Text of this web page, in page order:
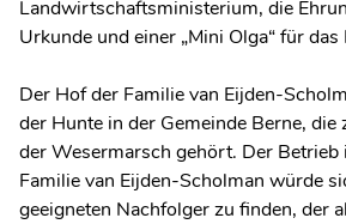
Landwirtschaftsministerium, die
Urkunde und einer „Mini Olga“ für das
Der Hof der Familie van Eijden-
der Hunte in der Gemeinde Berne, die
der Wesermarsch gehört. Der Betrieb
Familie van Eijden-Scholman würde
geeigneten Nachfolger zu finden, der